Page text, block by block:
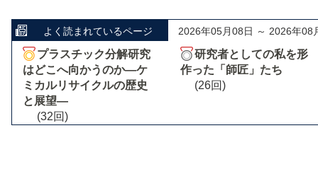
よく読まれているページ 2026年05月08日 ～ 2026年08
プラスチック分解研究
はどこへ向かうのか―ケ
ミカルリサイクルの歴史
と展望―
(32回)
研究者としての私を形
作った「師匠」たち
(26回)